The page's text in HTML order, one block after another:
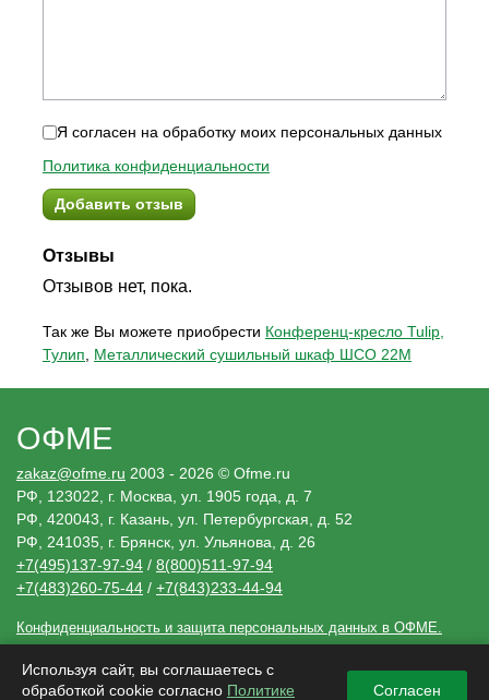
Я согласен на обработку моих персональных данных
Политика конфиденциальности
Добавить отзыв
Отзывы
Отзывов нет, пока.
Так же Вы можете приобрести Конференц-кресло Tulip,
Тулип
Металлический сушильный шкаф ШСО 22М
Конфиденциальность и защита персональных данных в ОФМЕ.
Сведения, размещенные ofme.ru, носят исключительно информационный
характер и не являются публичной офертой (ст. 437 Гражданского кодекса РФ).
Убедительная просьба, дополнительно уточнять указанные данные по
ОФМЕ
zakaz@ofme.ru 2003 - 2026 © Ofme.ru
РФ, 123022, г. Москва, ул. 1905 года, д. 7
РФ, 420043, г. Казань, ул. Петербургская, д. 52
РФ, 241035, г. Брянск, ул. Ульянова, д. 26
+7(495)137-97-94 / 8(800)511-97-94
+7(483)260-75-44 / +7(843)233-44-94
Используя сайт, вы соглашаетесь с
обработкой cookie согласно Политике Согласен